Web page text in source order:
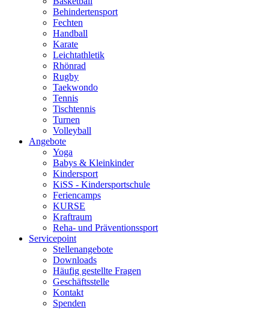
Behindertensport
Fechten
Handball
Karate
Leichtathletik
Rhönrad
Rugby
Taekwondo
Tennis
Tischtennis
Turnen
Volleyball
Angebote
Yoga
Babys & Kleinkinder
Kindersport
KiSS - Kindersportschule
Feriencamps
KURSE
Kraftraum
Reha- und Präventionssport
Servicepoint
Stellenangebote
Downloads
Häufig gestellte Fragen
Geschäftsstelle
Kontakt
Spenden